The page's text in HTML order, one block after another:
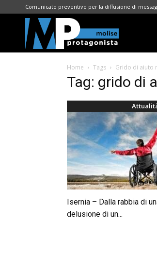
Comunicato preventivo per la diffusione di
Home Tags Grido di aiuto
Tag: grido di
Isernia – Dalla rabbia di
delusione di un...